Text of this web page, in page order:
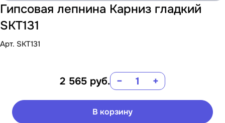
Гипсовая лепнина Карниз гладкий
SKT131
Арт. SKT131
2 565 руб. − +
В корзину